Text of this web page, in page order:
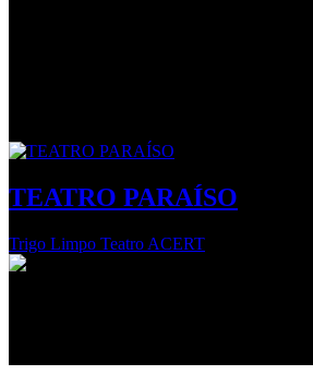
TEATRO PARAÍSO
Trigo Limpo Teatro ACERT